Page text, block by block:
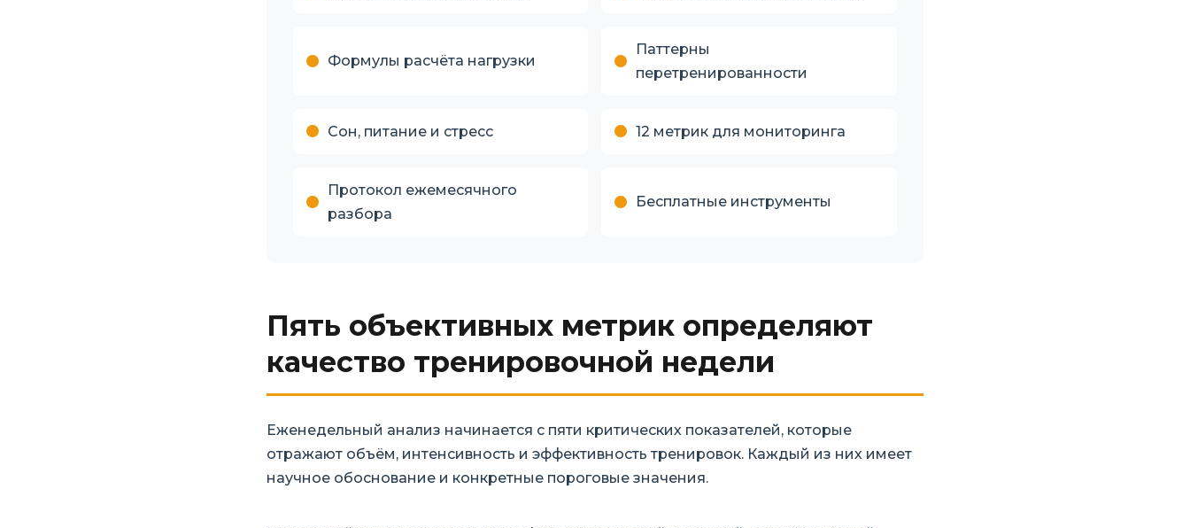
Формулы расчёта нагрузки
Паттерны
перетренированности
Сон, питание и стресс 12 метрик для мониторинга
Протокол ежемесячного
разбора
Бесплатные инструменты
Пять объективных метрик определяют
качество тренировочной недели
Еженедельный анализ начинается с пяти критических показателей, которые
отражают объём, интенсивность и эффективность тренировок. Каждый из них имеет
научное обоснование и конкретные пороговые значения.